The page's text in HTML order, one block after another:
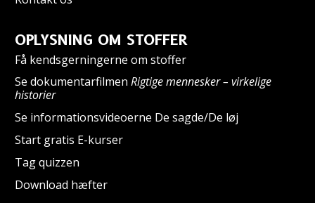
OPLYSNING OM STOFFER
Få kendsgerningerne om stoffer
Se dokumentarfilmen Rigtige mennesker – virkelige
historier
Se informationsvideoerne De sagde/De løj
Start gratis E-kurser
Tag quizzen
Download hæfter